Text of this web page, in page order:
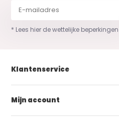
* Lees hier de wettelijke beperkingen
Klantenservice
Mijn account